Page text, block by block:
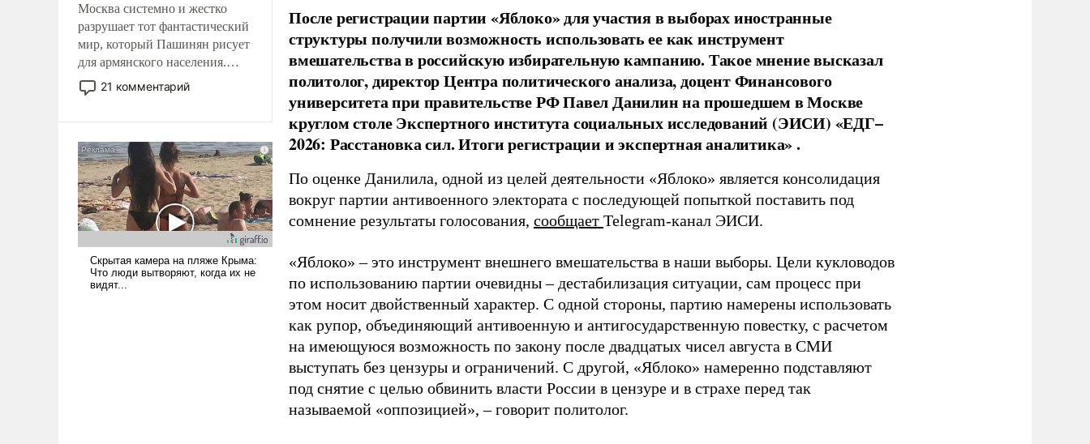
Москва системно и жестко
разрушает тот фантастический
мир, который Пашинян рисует
для армянского населения.
Мир, где политические
прожекты будут безусловно
налогоплательщиков и где
Еревану за свои поступки не
нужно отвечать.
21 комментарий
После регистрации партии «Яблоко» для участия в выборах иностранные
структуры получили возможность использовать ее как инструмент
вмешательства в российскую избирательную кампанию. Такое мнение высказал
политолог, директор Центра политического анализа, доцент Финансового
университета при правительстве РФ Павел Данилин на прошедшем в Москве
круглом столе Экспертного института социальных исследований (ЭИСИ) «ЕДГ–
2026: Расстановка сил. Итоги регистрации и экспертная аналитика» .
По оценке Данилила, одной из целей деятельности «Яблоко» является консолидация
вокруг партии антивоенного электората с последующей попыткой поставить под
сомнение результаты голосования, сообщает Telegram-канал ЭИСИ.
«Яблоко» – это инструмент внешнего вмешательства в наши выборы. Цели кукловодов
по использованию партии очевидны – дестабилизация ситуации, сам процесс при
этом носит двойственный характер. С одной стороны, партию намерены использовать
как рупор, объединяющий антивоенную и антигосударственную повестку, с расчетом
на имеющуюся возможность по закону после двадцатых чисел августа в СМИ
выступать без цензуры и ограничений. С другой, «Яблоко» намеренно подставляют
под снятие с целью обвинить власти России в цензуре и в страхе перед так
называемой «оппозицией», – говорит политолог.